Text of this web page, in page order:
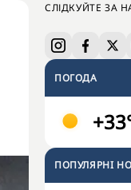
СЛІДКУЙТЕ ЗА
ПОГОДА
ПОПУЛЯРНI